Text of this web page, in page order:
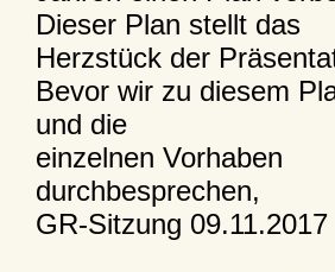
Dieser Plan stellt das
Herzstück der
Bevor wir zu diesem
und die
einzelnen Vorhaben
durchbesprechen,
GR-Sitzung 09.11.2017